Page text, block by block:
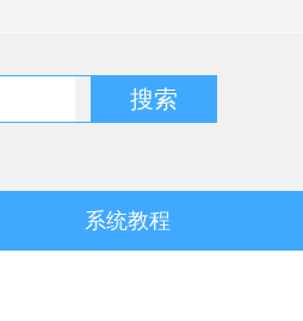
搜索
系统教程